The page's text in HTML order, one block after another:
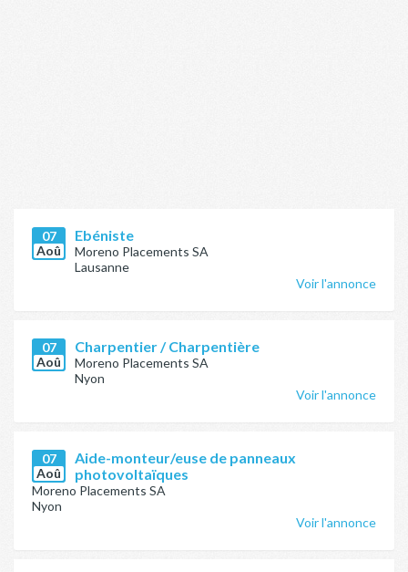
07
Aoû
Ebéniste
Moreno Placements SA
Lausanne
Voir l'annonce
07
Aoû
Charpentier / Charpentière
Moreno Placements SA
Nyon
Voir l'annonce
07
Aoû
Aide-monteur/euse de panneaux
photovoltaïques
Moreno Placements SA
Nyon
Voir l'annonce